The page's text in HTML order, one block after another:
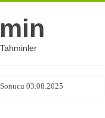
03.08.2025